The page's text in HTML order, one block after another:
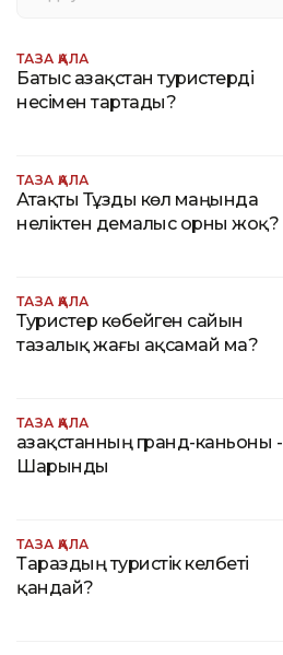
ТАЗА ҚАЛА
Батыс Қазақстан туристерді
несімен тартады?
ТАЗА ҚАЛА
Атақты Тұзды көл маңында
неліктен демалыс орны жоқ?
ТАЗА ҚАЛА
Туристер көбейген сайын
тазалық жағы ақсамай ма?
ТАЗА ҚАЛА
Қазақстанның гранд-каньоны -
Шарынды
ТАЗА ҚАЛА
Тараздың туристік келбеті
қандай?